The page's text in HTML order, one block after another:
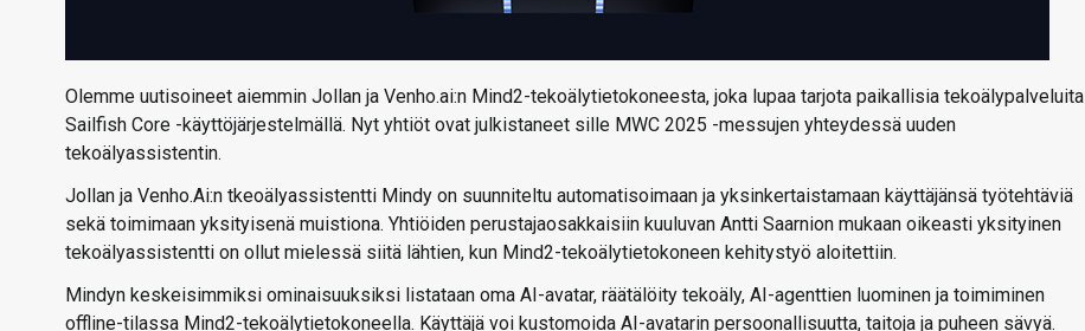
Olemme uutisoineet aiemmin Jollan ja Venho.ai:n Mind2-tekoälytietokoneesta, joka lupaa tarjota paikallisia tekoälypalveluita
Sailfish Core -käyttöjärjestelmällä. Nyt yhtiöt ovat julkistaneet sille MWC 2025 -messujen yhteydessä uuden
tekoälyassistentin.
Jollan ja Venho.Ai:n tkeoälyassistentti Mindy on suunniteltu automatisoimaan ja yksinkertaistamaan käyttäjänsä työtehtäviä
sekä toimimaan yksityisenä muistiona. Yhtiöiden perustajaosakkaisiin kuuluvan Antti Saarnion mukaan oikeasti yksityinen
tekoälyassistentti on ollut mielessä siitä lähtien, kun Mind2-tekoälytietokoneen kehitystyö aloitettiin.
Mindyn keskeisimmiksi ominaisuuksiksi listataan oma AI-avatar, räätälöity tekoäly, AI-agenttien luominen ja toimiminen
offline-tilassa Mind2-tekoälytietokoneella. Käyttäjä voi kustomoida AI-avatarin persoonallisuutta, taitoja ja puheen sävyä.